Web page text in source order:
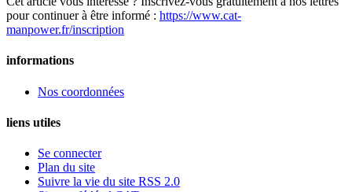
pour continuer à être informé : https://www.cat-
manpower.fr/inscription
informations
Nos coordonnées
liens utiles
Se connecter
Plan du site
Suivre la vie du site RSS 2.0